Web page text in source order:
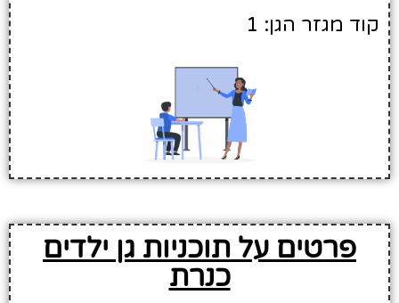
קוד מגזר הגן: 1
פרטים על תוכניות גן ילדים
כנרת